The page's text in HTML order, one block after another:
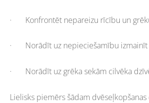
· Konfrontēt nepareizu rīcību un
· Norādīt uz nepieciešamību izmainīt
· Norādīt uz grēka sekām cilvēka
Lielisks piemērs šādam